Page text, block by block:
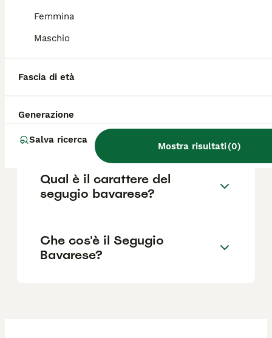
Femmina
Maschio
Fascia di età
Generazione
Salva ricerca
Mostra risultati(0)
con pedigree.
Bavarese di montagna?
Qual è la vita media di un
segugio bavarese?
Qual è il carattere del
segugio bavarese?
Che cos'è il Segugio
Bavarese?